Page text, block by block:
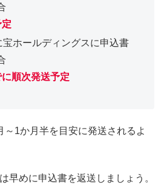
ホールディングスに申込書
順次発送予定
～1か月半を目安に発送されるよ
早めに申込書を返送しましょう。